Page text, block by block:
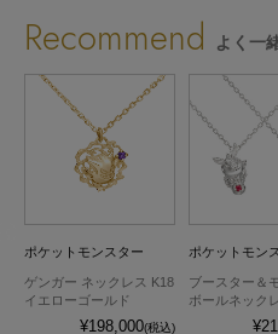
Recommend よく一
ポケットモンスター
ゲンガー ネックレス K18
イエローゴールド
¥198,000(税込)
ポケットモン
ブースター＆
ボールネック